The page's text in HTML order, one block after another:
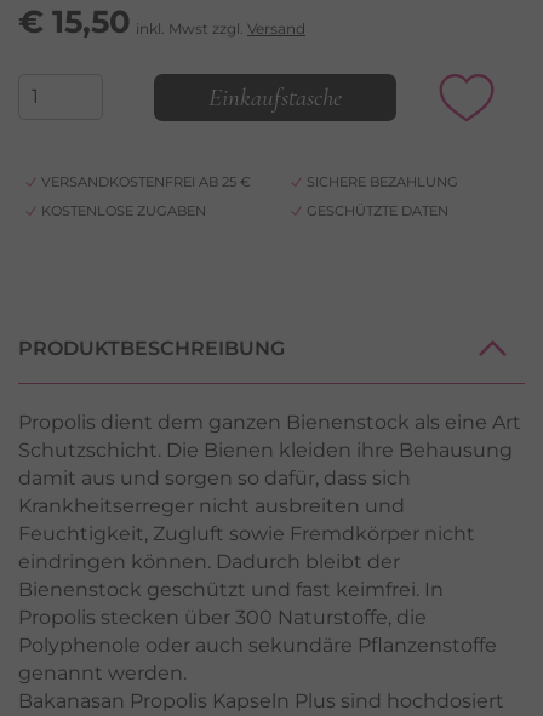
€ 15,50 inkl. Mwst zzgl. Versand
Einkaufstasche
VERSANDKOSTENFREI AB 25 €
SICHERE BEZAHLUNG
KOSTENLOSE ZUGABEN
GESCHÜTZTE DATEN
PRODUKTBESCHREIBUNG
Propolis dient dem ganzen Bienenstock als eine Art
Schutzschicht. Die Bienen kleiden ihre Behausung
damit aus und sorgen so dafür, dass sich
Krankheitserreger nicht ausbreiten und
Feuchtigkeit, Zugluft sowie Fremdkörper nicht
eindringen können. Dadurch bleibt der
Bienenstock geschützt und fast keimfrei. In
Propolis stecken über 300 Naturstoffe, die
Polyphenole oder auch sekundäre Pflanzenstoffe
genannt werden.
Bakanasan Propolis Kapseln Plus sind hochdosiert